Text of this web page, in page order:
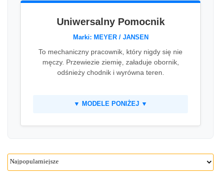
Uniwersalny Pomocnik
Marki: MEYER / JANSEN
To mechaniczny pracownik, który nigdy się nie
męczy. Przewiezie ziemię, załaduje obornik,
odśnieży chodnik i wyrówna teren.
▼ MODELE PONIŻEJ ▼